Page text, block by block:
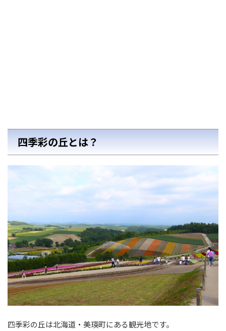
四季彩の丘とは？
四季彩の丘は北海道・美瑛町にある観光地です。